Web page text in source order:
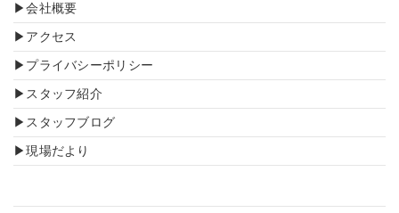
会社概要
アクセス
プライバシーポリシー
スタッフ紹介
スタッフブログ
現場だより